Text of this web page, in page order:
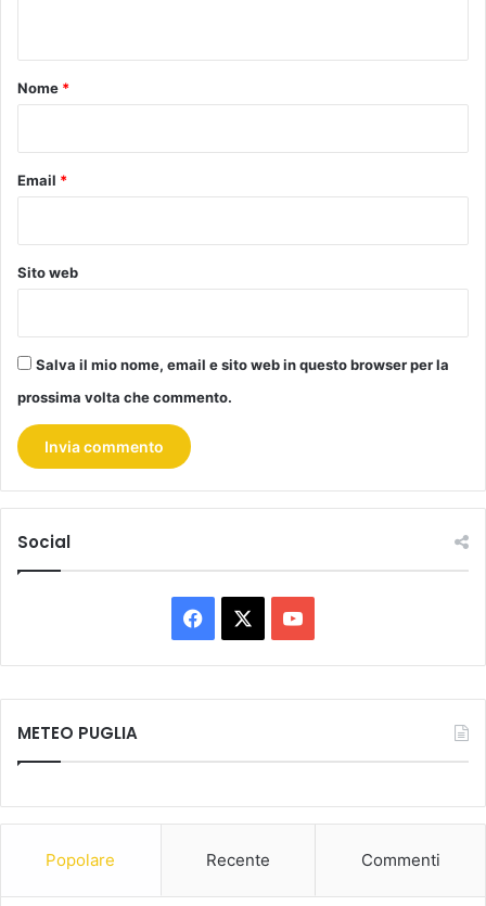
o
Nome *
Email *
Sito web
Salva il mio nome, email e sito web in questo browser per la
prossima volta che commento.
Social
Facebook You
Tube
METEO PUGLIA
Popolare Recente Commenti